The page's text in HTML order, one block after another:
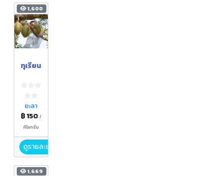
1,600
ทุเรียน
ยะลา
฿ 150 /
กิโลกรัม
ดูรายละเอียด
1,669